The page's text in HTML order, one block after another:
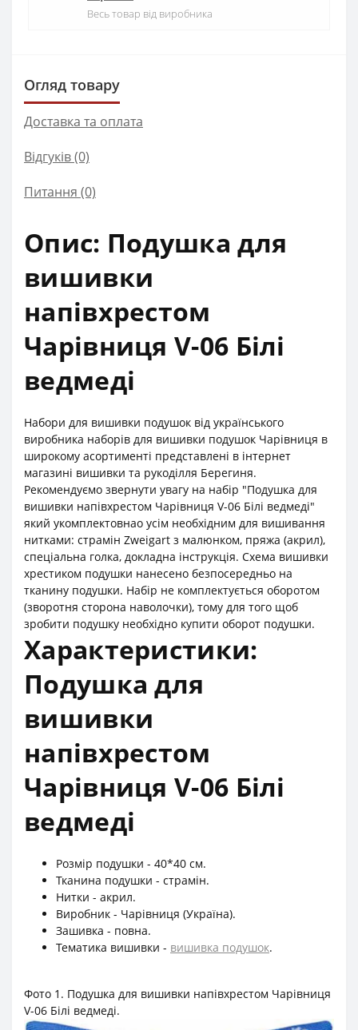
Весь товар від виробника
Огляд товару
Доставка та оплата
Відгуків (0)
Питання (0)
Опис: Подушка для
вишивки
напівхрестом
Чарівниця V-06 Білі
ведмеді
Набори для вишивки подушок від українського
виробника наборів для вишивки подушок Чарівниця в
широкому асортименті представлені в інтернет
магазині вишивки та рукоділля Берегиня.
Рекомендуємо звернути увагу на набір "Подушка для
вишивки напівхрестом Чарівниця V-06 Білі ведмеді"
який укомплектовнао усім необхідним для вишивання
нитками: страмін Zweigart з малюнком, пряжа (акрил),
спеціальна голка, докладна інструкція. Схема вишивки
хрестиком подушки нанесено безпосередньо на
тканину подушки. Набір не комплектується оборотом
(зворотня сторона наволочки), тому для того щоб
зробити подушку необхідно купити оборот подушки.
Характеристики:
Подушка для
вишивки
напівхрестом
Чарівниця V-06 Білі
ведмеді
Розмір подушки - 40*40 см.
Тканина подушки - страмін.
Нитки - акрил.
Виробник - Чарівниця (Україна).
Зашивка - повна.
Тематика вишивки - вишивка подушок.
Фото 1. Подушка для вишивки напівхрестом Чарівниця
V-06 Білі ведмеді.